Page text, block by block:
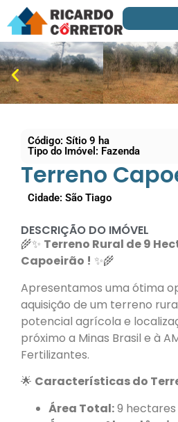
Código: Sítio 9 ha
Tipo do Imóvel: Fazenda
Terreno
Cidade: São Tiago
DESCRIÇÃO DO IMÓVEL
🌾✨ Terreno Rural de 9
Capoeirão ! ✨🌾
Apresentamos uma ótima
aquisição de um terreno
potencial agrícola e
próximo a Minas Brasil e à
Fertilizantes.
🌟 Características do
Área Total:9 hectares